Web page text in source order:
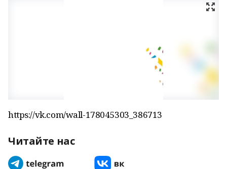
https://vk.com/wall-178045303_386713
Читайте нас